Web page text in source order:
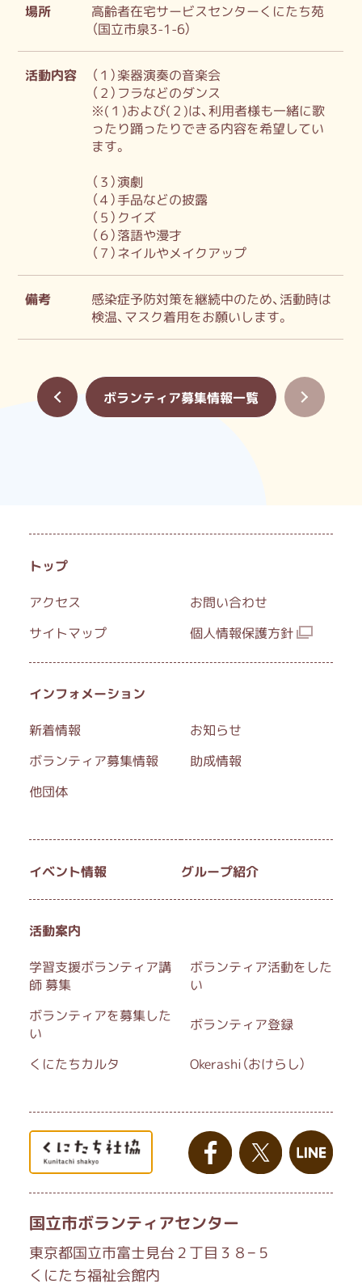
FAX：042-580-7112
場所
高齢者在宅サービスセンターくにたち苑
（国立市泉3-1-6）
活動内容
（１）楽器演奏の音楽会
（２）フラなどのダンス
※(１)および(２)は、利用者様も一緒に歌
ったり踊ったりできる内容を希望してい
ます。
（３）演劇
（４）手品などの披露
（５）クイズ
（６）落語や漫才
（７）ネイルやメイクアップ
備考
感染症予防対策を継続中のため、活動時は
検温、マスク着用をお願いします。
« ボランティア募集情報一覧 »
トップ
アクセス
お問い合わせ
サイトマップ
個人情報保護方針
インフォメーション
新着情報
お知らせ
ボランティア募集情報
助成情報
他団体
イベント情報 グループ紹介
活動案内
学習支援ボランティア講
師 募集
ボランティア活動をした
い
ボランティアを募集した
い
ボランティア登録
くにたちカルタ Okerashi（おけらし）
国立市ボランティアセンター
東京都国立市富士見台２丁目３８−５
くにたち福祉会館内